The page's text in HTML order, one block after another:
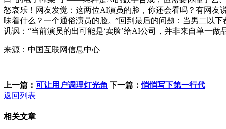
怒哀乐！网友发觉：这两位AI演员的脸，你还会看吗？有网友
味着什么？一个通俗演员的脸。”回到最后的问题：当男二以
讥讽：“当前演员的出可能是‘卖脸’给AI公司，并非来自单一做
来源：中国互联网信息中心
上一篇： 可让用户调理灯光角 下一篇：悄悄写下第一行代
返回列表
相关文章